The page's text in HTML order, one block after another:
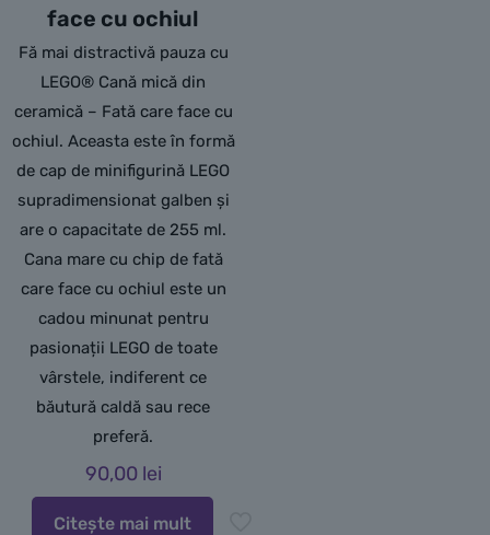
face cu ochiul
Fă mai distractivă pauza cu
LEGO® Cană mică din
ceramică – Fată care face cu
ochiul. Aceasta este în formă
de cap de minifigurină LEGO
supradimensionat galben și
are o capacitate de 255 ml.
Cana mare cu chip de fată
care face cu ochiul este un
cadou minunat pentru
pasionații LEGO de toate
vârstele, indiferent ce
băutură caldă sau rece
preferă.
90,00 lei
Citește mai mult